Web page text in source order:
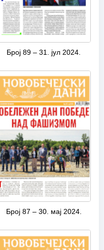
Број 89 – 31. јул 2024.
Број 87 – 30. мај 2024.